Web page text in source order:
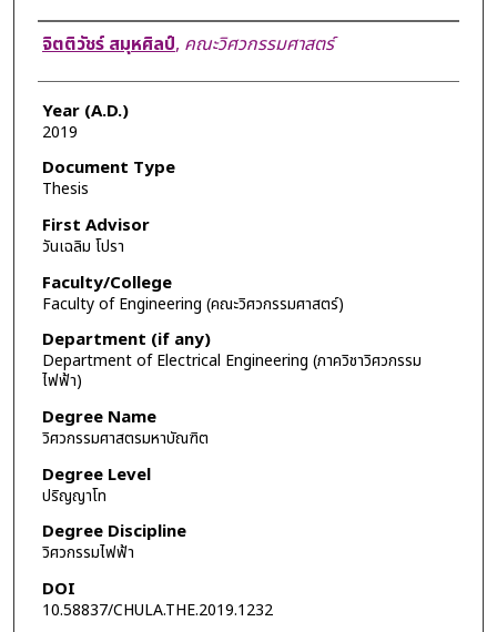
Author
จิตติวัชร์ สมุหศิลป์, คณะวิศวกรรมศาสตร์
Year (A.D.)
2019
Document Type
Thesis
First Advisor
วันเฉลิม โปรา
Faculty/College
Faculty of Engineering (คณะวิศวกรรมศาสตร์)
Department (if any)
Department of Electrical Engineering (ภาควิชาวิศวกรรม
ไฟฟ้า)
Degree Name
วิศวกรรมศาสตรมหาบัณฑิต
Degree Level
ปริญญาโท
Degree Discipline
วิศวกรรมไฟฟ้า
DOI
10.58837/CHULA.THE.2019.1232